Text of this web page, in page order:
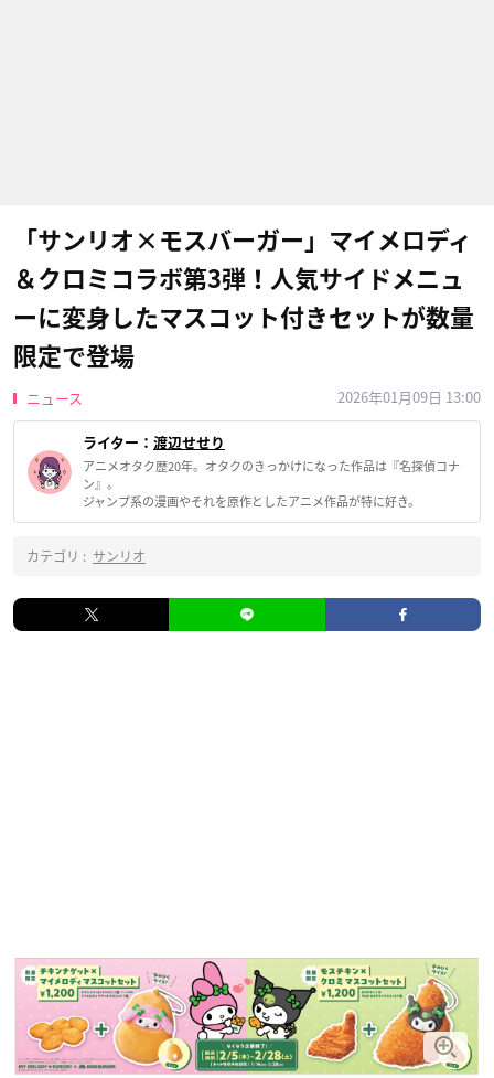
「サンリオ×モスバーガー」マイメロディ
＆クロミコラボ第3弾！人気サイドメニュ
ーに変身したマスコット付きセットが数量
限定で登場
ニュース 2026年01月09日 13:00
ライター： 渡辺せせり
アニメオタク歴20年。オタクのきっかけになった作品は『名探偵コナ
ン』。
ジャンプ系の漫画やそれを原作としたアニメ作品が特に好き。
カテゴリ : サンリオ